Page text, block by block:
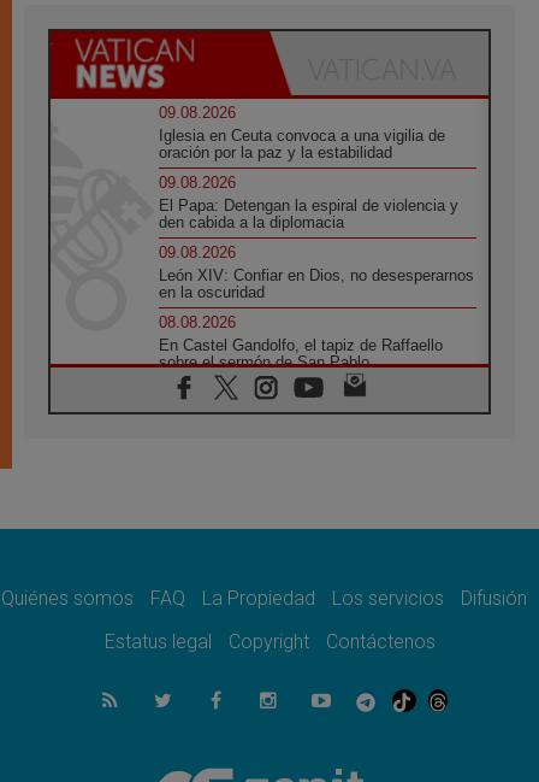
09.08.2026
Iglesia en Ceuta convoca a una vigilia de
oración por la paz y la estabilidad
09.08.2026
El Papa: Detengan la espiral de violencia y
den cabida a la diplomacia
09.08.2026
León XIV: Confiar en Dios, no desesperarnos
en la oscuridad
08.08.2026
En Castel Gandolfo, el tapiz de Raffaello
sobre el sermón de San Pablo
08.08.2026
En Colombia, «la paz no se compra con una
08.08.2026
08.08.2026
del Buen Consejo de Genazzano
Filipinas: el Vicariato Apostólico de Calapán
se convierte en diócesis
Honduras: Los desplazados invisibles de una
Quiénes somos FAQ La Propiedad Los servicios
Difusión
Estatus legal
Copyright Contáctenos